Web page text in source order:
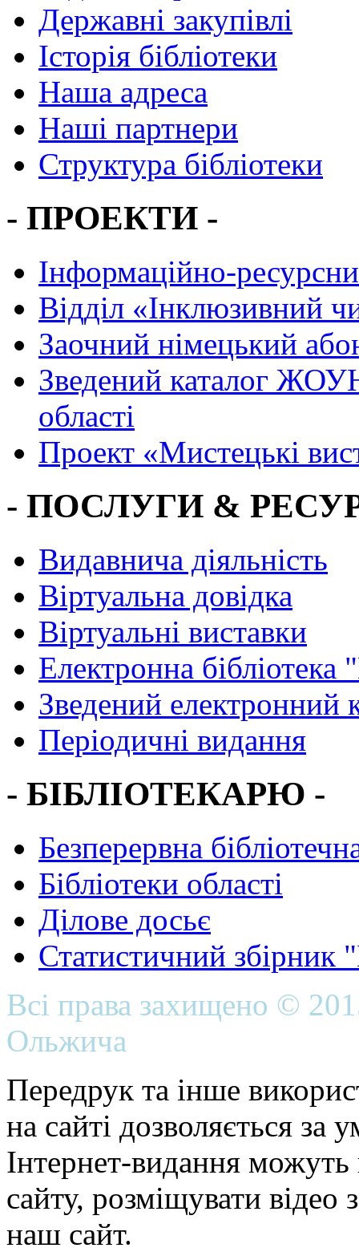
Державні закупівлі
Історія бібліотеки
Наша адреса
Наші партнери
Структура бібліотеки
- ПРОЕКТИ -
Інформаційно-
Вiддiл «Інклюзивний
Заочний німецький
Зведений каталог
області
Проект «Мистецькі
- ПОСЛУГИ &
Видавнича діяльність
Віртуальна довідка
Віртуальні виставки
Електронна
Зведений електронний
Періодичні видання
- БІБЛІОТЕКАРЮ -
Безперервна
Бібліотеки області
Ділове досьє
Статистичний
Всі права захищено ©
Ольжича
Передрук та інше
на сайті дозволяється
Інтернет-видання можуть
сайту, розміщувати відео
наш сайт.